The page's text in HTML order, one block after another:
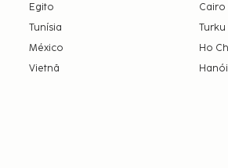
Egito
Tunísia
México
Vietnã
Cairo
Turku
Ho
Hanói